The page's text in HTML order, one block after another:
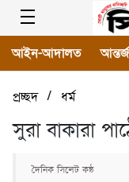
আইন-আদালত
প্রচ্ছদ/ ধর্ম
সুরা বাকারা
দৈনিক সিলেট কন্ঠ